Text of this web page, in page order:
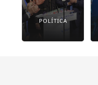
POLÍTICA